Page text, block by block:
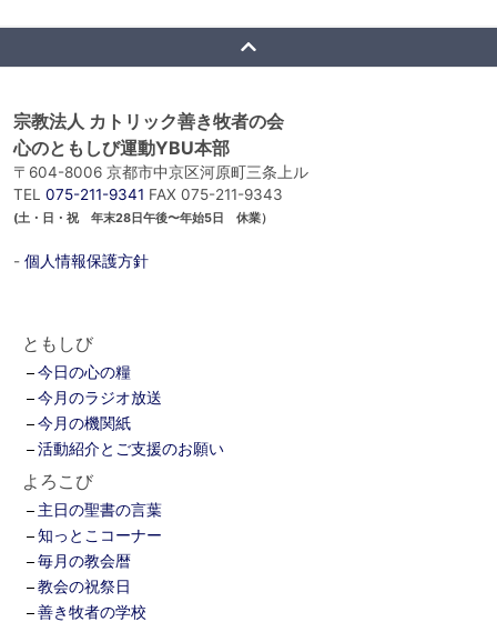
宗教法人 カトリック善き牧者の会
心のともしび運動YBU本部
〒604-8006 京都市中京区河原町三条上ル
TEL 075-211-9341 FAX 075-211-9343
(土・日・祝 年末28日午後〜年始5日 休業）
- 個人情報保護方針
ともしび
今日の心の糧
今月のラジオ放送
今月の機関紙
活動紹介とご支援のお願い
よろこび
主日の聖書の言葉
知っとこコーナー
毎月の教会暦
教会の祝祭日
善き牧者の学校